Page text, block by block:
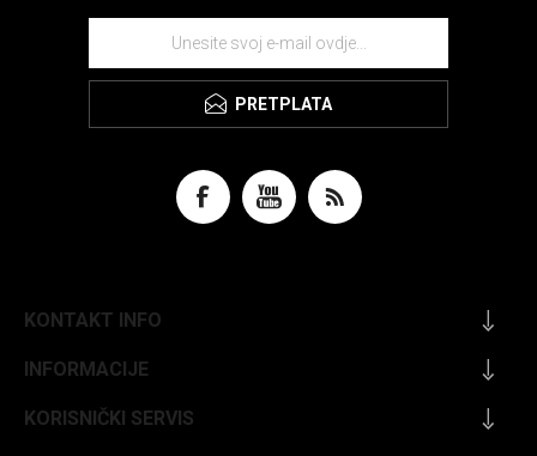
PRETPLATA
KONTAKT INFO
INFORMACIJE
KORISNIČKI SERVIS